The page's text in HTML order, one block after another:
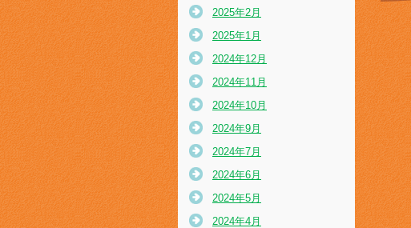
2025年2月
2025年1月
2024年12月
2024年11月
2024年10月
2024年9月
2024年7月
2024年6月
2024年5月
2024年4月